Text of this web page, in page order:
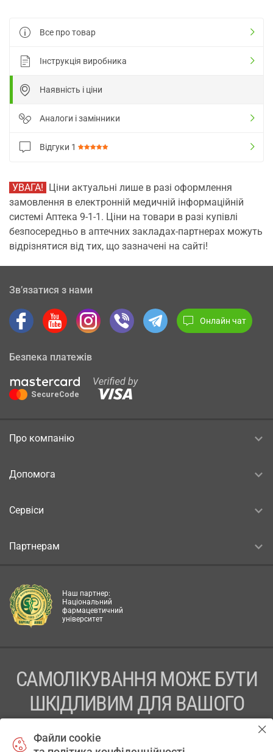
Все про товар
Інструкція виробника
Наявність і ціни
Аналоги і замінники
Відгуки 1
УВАГА! Ціни актуальні лише в разі оформлення
замовлення в електронній медичній інформаційній
системі Аптека 9-1-1. Ціни на товари в разі купівлі
безпосередньо в аптечних закладах-партнерах можуть
відрізнятися від тих, що зазначені на сайті!
Зв’язатися з нами
Онлайн чат
Безпека платежів
Про компанію
Допомога
Сервіси
Партнерам
Наш партнер:
Національний
фармацевтичний
університет
САМОЛІКУВАННЯ МОЖЕ БУТИ
ШКІДЛИВИМ ДЛЯ ВАШОГО
Файли cookie